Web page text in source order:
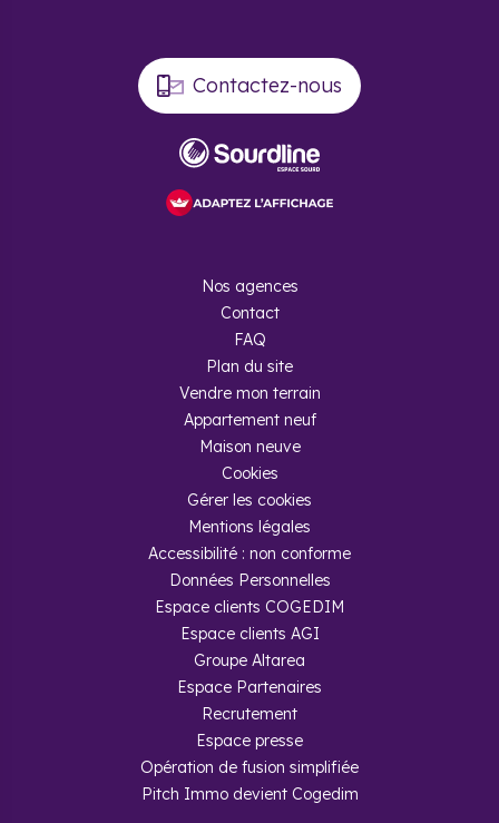
Contactez-nous
Nos agences
Contact
FAQ
Plan du site
Vendre mon terrain
Appartement neuf
Maison neuve
Cookies
Gérer les cookies
Mentions légales
Accessibilité : non conforme
Données Personnelles
Espace clients COGEDIM
Espace clients AGI
Groupe Altarea
Espace Partenaires
Recrutement
Espace presse
Opération de fusion simplifiée
Pitch Immo devient Cogedim